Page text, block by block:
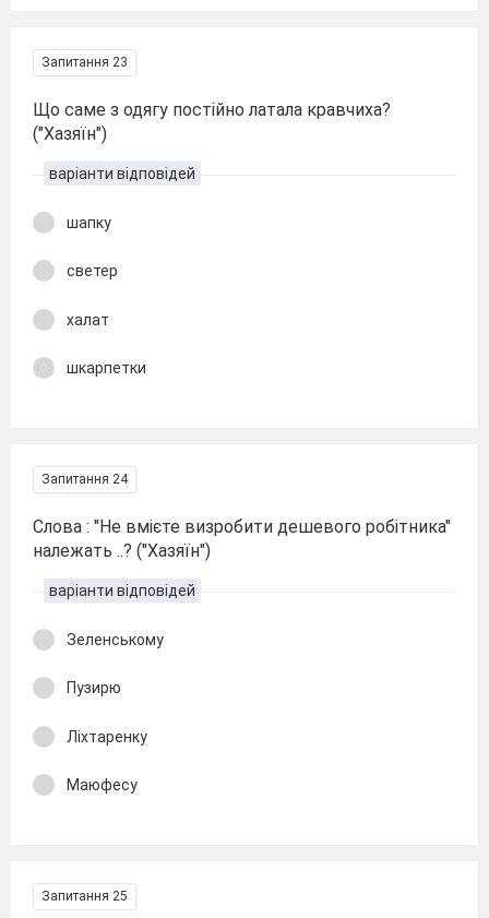
Запитання 23
Що саме з одягу постійно латала кравчиха?
("Хазяїн")
варіанти відповідей
шапку
светер
халат
шкарпетки
Запитання 24
Слова : "Не вмієте визробити дешевого робітника"
належать ..? ("Хазяїн")
варіанти відповідей
Зеленському
Пузирю
Ліхтаренку
Маюфесу
Запитання 25